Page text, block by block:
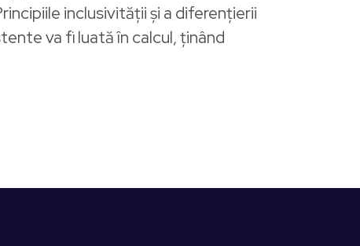
inclusivității și a diferențierii
va fi luată în calcul, ținând